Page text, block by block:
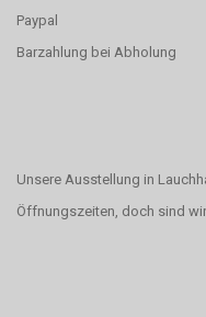
Paypal
Barzahlung bei Abholung
Unsere Ausstellung in
Öffnungszeiten, doch sind